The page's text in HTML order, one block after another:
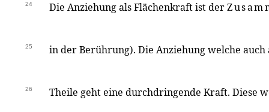
24 Die Anziehung als Flächenkraft ist der
25 in der Berührung). Die Anziehung welche
26 Theile geht eine durchdringende Kraft. Diese